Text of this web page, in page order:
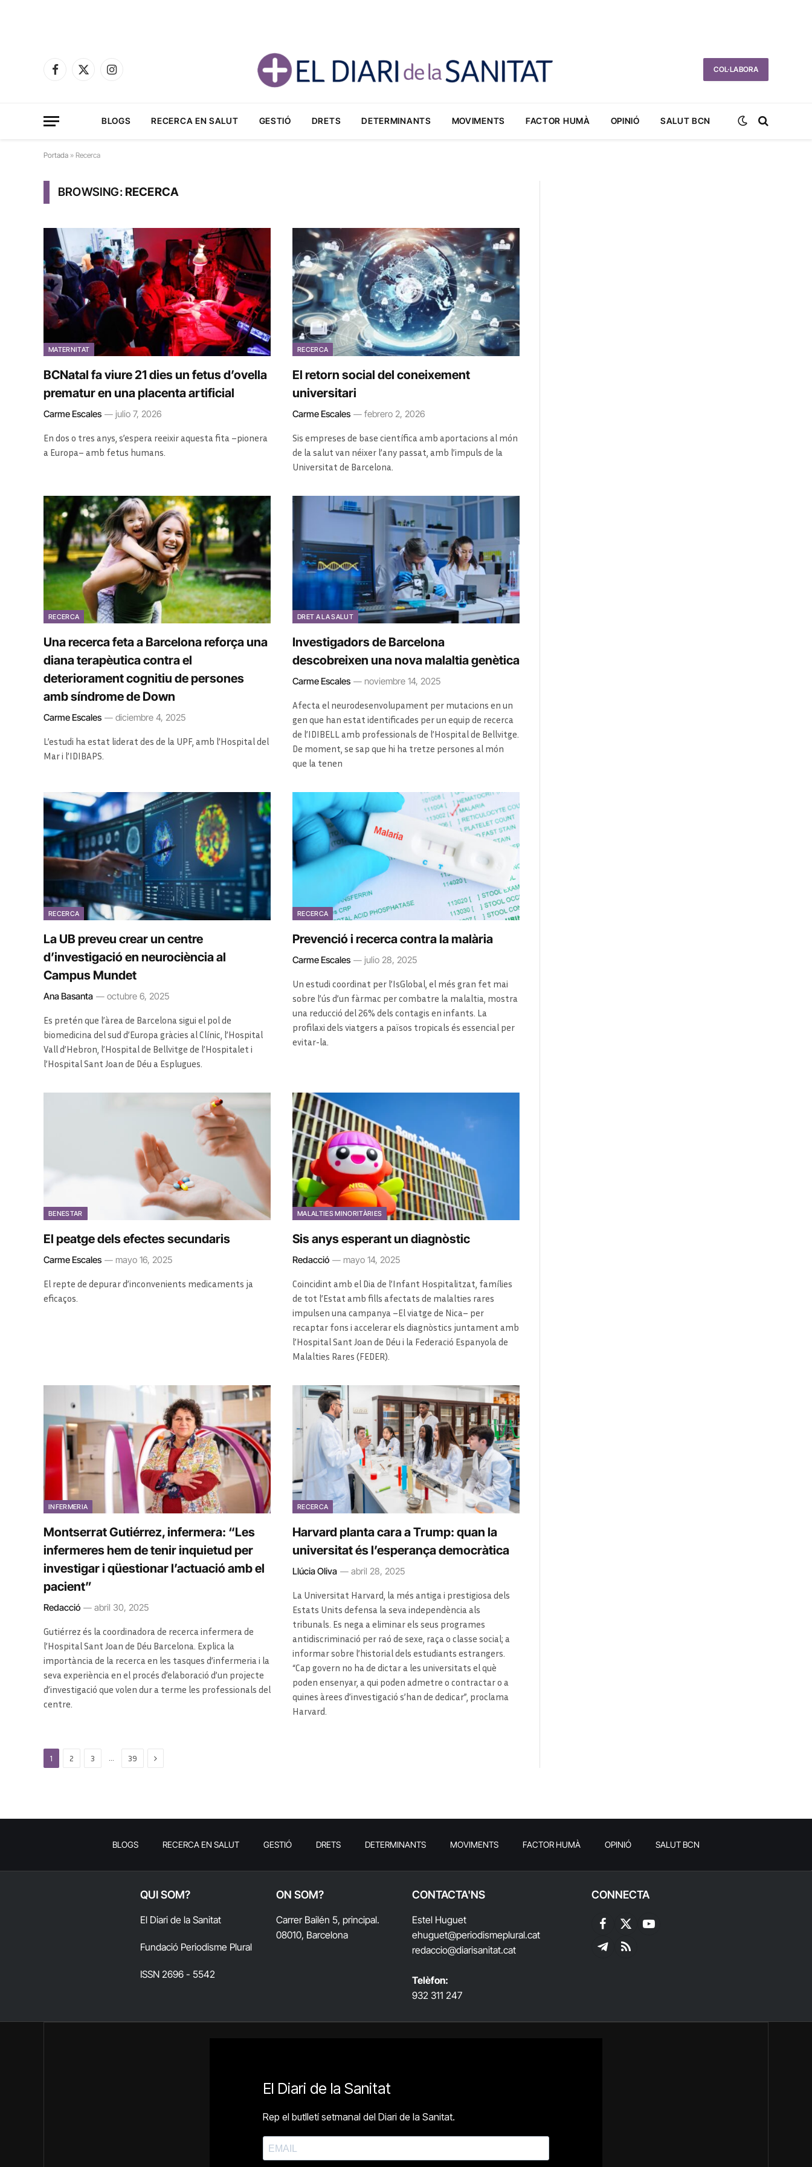
Facebook
X
Instagram
COL·LABORA
BLOGS RECERCA EN SALUT GESTIÓ DRETS DETERMINANTS MOVIMENTS FACTOR HUMÀ OPINIÓ SALUT BCN
Portada » Recerca
BROWSING:RECERCA
MATERNITAT
BCNatal fa viure 21 dies un fetus d’ovella
prematur en una placenta artificial
Carme Escales julio 7, 2026
En dos o tres anys, s’espera reeixir aquesta fita –pionera
a Europa– amb fetus humans.
RECERCA
El retorn social del coneixement
universitari
Carme Escales febrero 2, 2026
Sis empreses de base científica amb aportacions al món
de la salut van néixer l’any passat, amb l’impuls de la
Universitat de Barcelona.
RECERCA
Una recerca feta a Barcelona reforça una
diana terapèutica contra el
deteriorament cognitiu de persones
amb síndrome de Down
Carme Escales diciembre 4, 2025
L’estudi ha estat liderat des de la UPF, amb l’Hospital del
Mar i l’IDIBAPS.
DRET A LA SALUT
Investigadors de Barcelona
descobreixen una nova malaltia genètica
Carme Escales noviembre 14, 2025
Afecta el neurodesenvolupament per mutacions en un
gen que han estat identificades per un equip de recerca
de l’IDIBELL amb professionals de l’Hospital de Bellvitge.
De moment, se sap que hi ha tretze persones al món
que la tenen
RECERCA
La UB preveu crear un centre
d’investigació en neurociència al
Campus Mundet
Ana Basanta octubre 6, 2025
Es pretén que l’àrea de Barcelona sigui el pol de
biomedicina del sud d’Europa gràcies al Clínic, l’Hospital
Vall d’Hebron, l’Hospital de Bellvitge de l’Hospitalet i
l’Hospital Sant Joan de Déu a Esplugues.
RECERCA
Prevenció i recerca contra la malària
Carme Escales julio 28, 2025
Un estudi coordinat per l’IsGlobal, el més gran fet mai
sobre l’ús d’un fàrmac per combatre la malaltia, mostra
una reducció del 26% dels contagis en infants. La
profilaxi dels viatgers a països tropicals és essencial per
evitar-la.
BENESTAR
El peatge dels efectes secundaris
Carme Escales mayo 16, 2025
El repte de depurar d’inconvenients medicaments ja
eficaços.
MALALTIES MINORITÀRIES
Sis anys esperant un diagnòstic
Redacció mayo 14, 2025
Coincidint amb el Dia de l’Infant Hospitalitzat, famílies
de tot l’Estat amb fills afectats de malalties rares
impulsen una campanya –El viatge de Nica– per
recaptar fons i accelerar els diagnòstics juntament amb
l’Hospital Sant Joan de Déu i la Federació Espanyola de
Malalties Rares (FEDER).
INFERMERIA
Montserrat Gutiérrez, infermera: “Les
infermeres hem de tenir inquietud per
investigar i qüestionar l’actuació amb el
pacient”
Redacció abril 30, 2025
Gutiérrez és la coordinadora de recerca infermera de
l’Hospital Sant Joan de Déu Barcelona. Explica la
importància de la recerca en les tasques d’infermeria i la
seva experiència en el procés d’elaboració d’un projecte
d’investigació que volen dur a terme les professionals del
centre.
RECERCA
Harvard planta cara a Trump: quan la
universitat és l’esperança democràtica
Llúcia Oliva abril 28, 2025
La Universitat Harvard, la més antiga i prestigiosa dels
Estats Units defensa la seva independència als
tribunals. Es nega a eliminar els seus programes
antidiscriminació per raó de sexe, raça o classe social; a
informar sobre l’historial dels estudiants estrangers.
“Cap govern no ha de dictar a les universitats el què
poden ensenyar, a qui poden admetre o contractar o a
quines àrees d’investigació s’han de dedicar”, proclama
Harvard.
1 2 3 39 Next
BLOGS RECERCA EN SALUT GESTIÓ DRETS DETERMINANTS MOVIMENTS FACTOR HUMÀ OPINIÓ SALUT BCN
QUI SOM?
El Diari de la Sanitat
Fundació Periodisme Plural
ISSN 2696 - 5542
ON SOM?
Carrer Bailén 5, principal.
08010, Barcelona
CONTACTA'NS
Estel Huguet
ehuguet@periodismeplural.cat
redaccio@diarisanitat.cat
Telèfon:
932 311 247
CONNECTA
Facebook
X
(Twitter)
YouTube
TelegramRSS